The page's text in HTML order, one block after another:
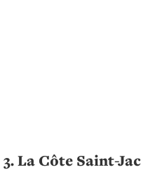
3. La Côte Saint-